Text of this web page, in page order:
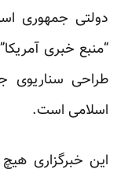
دولتی جمهوری
“منبع خبری
طراحی سناریوی
اسلامی است.
این خبرگزاری